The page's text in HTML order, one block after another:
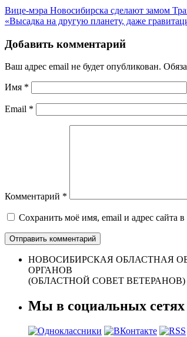
Вице-мэра Новосибирска сделают замом
«Высадка на другую планету, даже
Добавить комментарий
Ваш адрес email не будет опубликован.
Имя *
Email *
Комментарий *
Сохранить моё имя, email и адрес сайта
НОВОСИБИРСКАЯ ОБЛАСТНАЯ
ОРГАНОВ
(ОБЛАСТНОЙ СОВЕТ ВЕТЕРАНОВ)
Мы в социальных сетях